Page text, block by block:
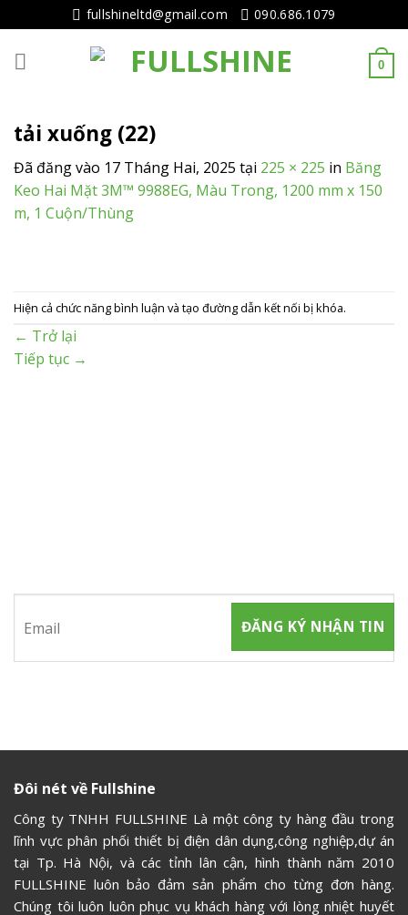
tục
tới
fullshineltd@gmail.com 090.686.1079
0
tải xuống (22)
Đã đăng vào 17 Tháng Hai, 2025 tại 225 × 225 in Băng
Keo Hai Mặt 3M™ 9988EG, Màu Trong, 1200 mm x 150
m, 1 Cuộn/Thùng
Hiện cả chức năng bình luận và tạo đường dẫn kết nối bị khóa.
← Trở lại
Tiếp tục →
Đôi nét về Fullshine
Công ty TNHH FULLSHINE Là một công ty hàng đầu trong
lĩnh vực phân phối thiết bị điện dân dụng,công nghiệp,dự án
tại Tp. Hà Nội, và các tỉnh lân cận, hình thành năm 2010
FULLSHINE luôn bảo đảm sản phẩm cho từng đơn hàng.
Chúng tôi luôn luôn phục vụ khách hàng với lòng nhiệt huyết